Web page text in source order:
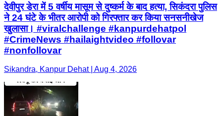
देवीपुर डेरा में 5 वर्षीय मासूम से दुष्कर्म के बाद हत्या, सिकंदरा पुलिस
ने 24 घंटे के भीतर आरोपी को गिरफ्तार कर किया सनसनीखेज
खुलासा। #viralchallenge #kanpurdehatpol
#CrimeNews #hailaightvideo #follovar
#nonfollovar
Sikandra, Kanpur Dehat | Aug 4, 2026